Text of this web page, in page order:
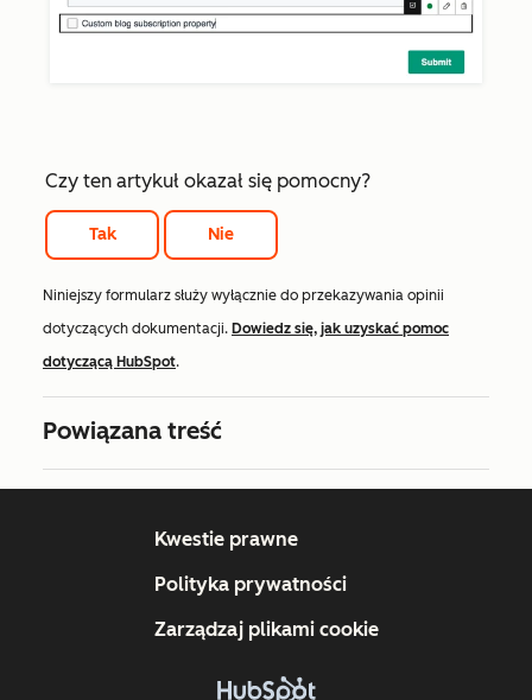
Czy ten artykuł okazał się pomocny?
Tak Nie
Niniejszy formularz służy wyłącznie do przekazywania opinii
dotyczących dokumentacji. Dowiedz się, jak uzyskać pomoc
dotyczącą HubSpot.
Powiązana treść
Kwestie prawne
Polityka prywatności
Zarządzaj plikami cookie